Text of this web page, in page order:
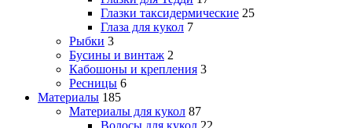
Глазки таксидермические 25
Глаза для кукол 7
Рыбки 3
Бусины и винтаж 2
Кабошоны и крепления 3
Ресницы 6
Материалы 185
Материалы для кукол 87